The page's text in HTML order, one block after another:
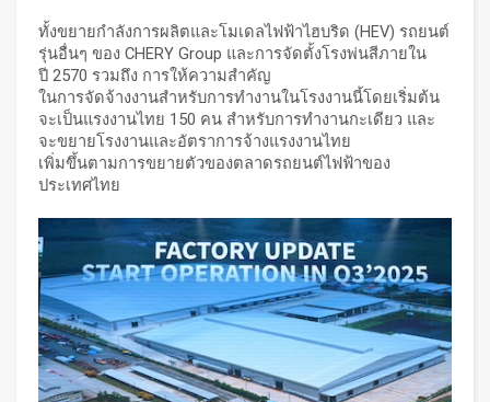
ทั้งขยายกำลังการผลิตและโมเดลไฟฟ้าไฮบริด (HEV) รถยนต์
รุ่นอื่นๆ ของ CHERY Group และการจัดตั้งโรงพ่นสีภายใน
ปี 2570 รวมถึง การให้ความสำคัญ
ในการจัดจ้างงานสำหรับการทำงานในโรงงานนี้โดยเริ่มต้น
จะเป็นแรงงานไทย 150 คน สำหรับการทำงานกะเดียว และ
จะขยายโรงงานและอัตราการจ้างแรงงานไทย
เพิ่มขึ้นตามการขยายตัวของตลาดรถยนต์ไฟฟ้าของ
ประเทศไทย